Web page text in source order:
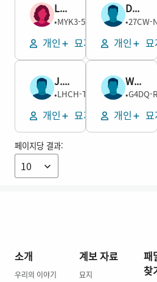
Lavisa Daniels
여성
1842–1926
•MYK3-5QG
개인 묘지 추가
David Wanner Gingrich
남성
•27CW-
개인 묘
J. M. Packard
남성
–1901
•LHCH-TBD
개인 묘지 추가
William Henry Scott
남성
•G4DQ-
개인 묘
페이지당 결과:
소개
우리의 이야기
계보 자료
묘지
패
찾